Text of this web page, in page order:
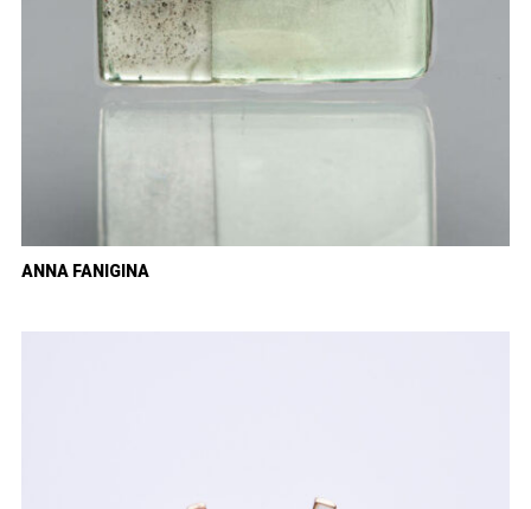
ANNA FANIGINA